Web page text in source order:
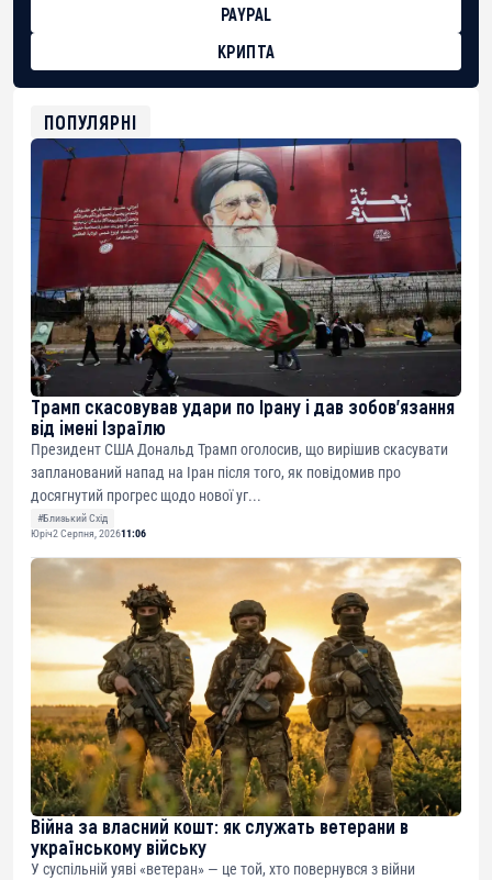
PAYPAL
КРИПТА
USDT
0x8676644fA7B6d328310283cAC1065Ae01d97CEe7
ETH
0xfD02863D3289416fcF50975c9DFda13623f97758
ПОПУЛЯРНІ
Трамп скасовував удари по Ірану і дав зобов’язання
від імені Ізраїлю
Президент США Дональд Трамп оголосив, що вирішив скасувати
запланований напад на Іран після того, як повідомив про
досягнутий прогрес щодо нової уг...
#Близький Схід
Юріч2 Серпня, 202611:06
Війна за власний кошт: як служать ветерани в
українському війську
У суспільній уяві «ветеран» — це той, хто повернувся з війни